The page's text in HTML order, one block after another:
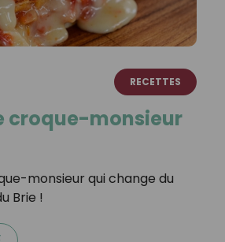
RECETTES
croque-monsieur
monsieur qui change du
Brie !